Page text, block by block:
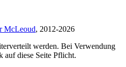
McLeoud, 2012-2026
werden. Bei Verwendung
auf diese Seite Pflicht.